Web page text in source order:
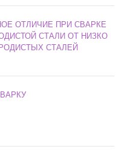
ОТЛИЧИЕ ПРИ СВАРКЕ
СТАЛИ ОТ НИЗКО
СТАЛЕЙ